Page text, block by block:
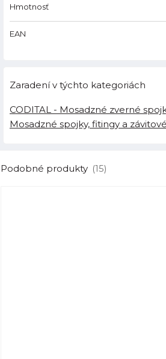
Hmotnosť
EAN
Zaradení v týchto kategoriách
CODITAL - Mosadzné zverné
Mosadzné spojky, fitingy a
Podobné produkty (15)